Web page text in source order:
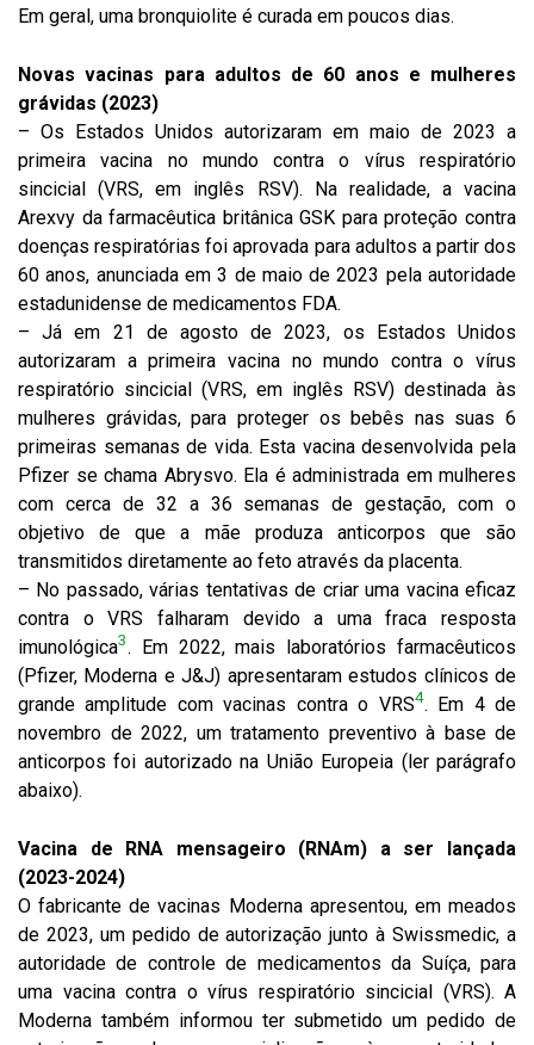
Em geral, uma bronquiolite é curada em poucos dias.
Novas vacinas para adultos de 60 anos e mulheres
grávidas (2023)
– Os Estados Unidos autorizaram em maio de 2023 a
primeira vacina no mundo contra o vírus respiratório
sincicial (VRS, em inglês RSV). Na realidade, a vacina
Arexvy da farmacêutica britânica GSK para proteção contra
doenças respiratórias foi aprovada para adultos a partir dos
60 anos, anunciada em 3 de maio de 2023 pela autoridade
estadunidense de medicamentos FDA.
– Já em 21 de agosto de 2023, os Estados Unidos
autorizaram a primeira vacina no mundo contra o vírus
respiratório sincicial (VRS, em inglês RSV) destinada às
mulheres grávidas, para proteger os bebês nas suas 6
primeiras semanas de vida. Esta vacina desenvolvida pela
Pfizer se chama Abrysvo. Ela é administrada em mulheres
com cerca de 32 a 36 semanas de gestação, com o
objetivo de que a mãe produza anticorpos que são
transmitidos diretamente ao feto através da placenta.
– No passado, várias tentativas de criar uma vacina eficaz
contra o VRS falharam devido a uma fraca resposta
imunológica3. Em 2022, mais laboratórios farmacêuticos
(Pfizer, Moderna e J&J) apresentaram estudos clínicos de
grande amplitude com vacinas contra o VRS4. Em 4 de
novembro de 2022, um tratamento preventivo à base de
anticorpos foi autorizado na União Europeia (ler parágrafo
abaixo).
Vacina de RNA mensageiro (RNAm) a ser lançada
(2023-2024)
O fabricante de vacinas Moderna apresentou, em meados
de 2023, um pedido de autorização junto à Swissmedic, a
autoridade de controle de medicamentos da Suíça, para
uma vacina contra o vírus respiratório sincicial (VRS). A
Moderna também informou ter submetido um pedido de